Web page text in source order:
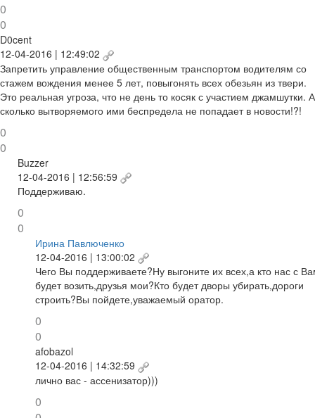
0
0
D0cent
12-04-2016 | 12:49:02
Запретить управление общественным транспортом водителям со
стажем вождения менее 5 лет, повыгонять всех обезьян из твери.
Это реальная угроза, что не день то косяк с участием джамшутки. А
сколько вытворяемого ими беспредела не попадает в новости!?!
0
0
Buzzer
12-04-2016 | 12:56:59
Поддерживаю.
0
0
Ирина Павлюченко
12-04-2016 | 13:00:02
Чего Вы поддерживаете?Ну выгоните их всех,а кто нас с
будет возить,друзья мои?Кто будет дворы убирать,дороги
строить?Вы пойдете,уважаемый оратор.
0
0
afobazol
12-04-2016 | 14:32:59
лично вас - ассенизатор)))
0